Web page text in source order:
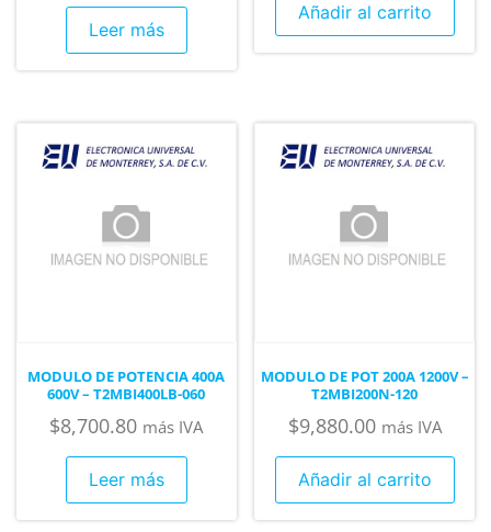
Leer más
Añadir al carrito
MODULO DE POTENCIA 400A
600V – T2MBI400LB-060
$8,700.80 más IVA
Leer más
MODULO DE POT 200A 1200V –
T2MBI200N-120
$9,880.00 más IVA
Añadir al carrito